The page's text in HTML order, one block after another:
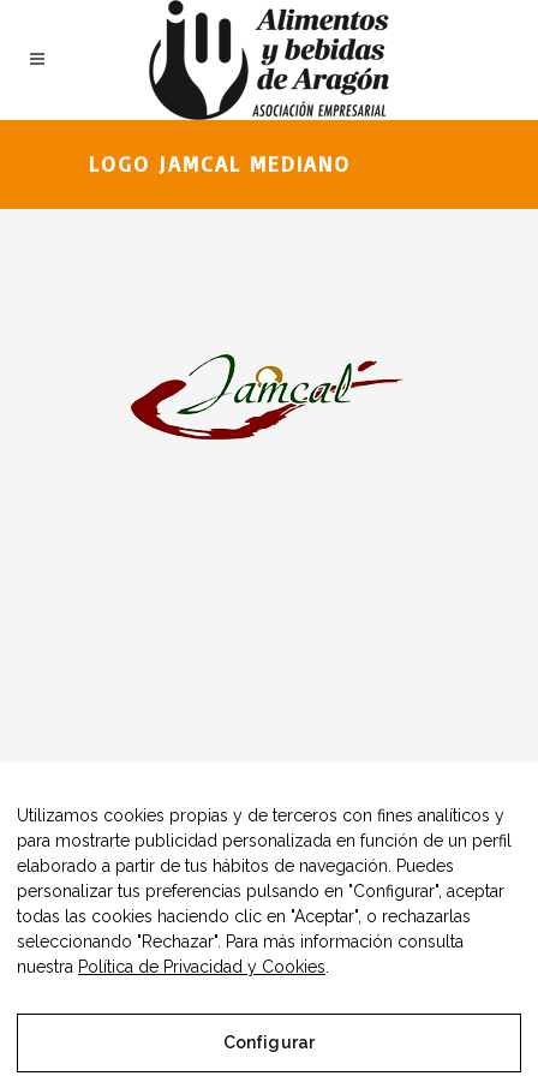
LOGO JAMCAL MEDIANO
© Copyright Alimentos Made in Aragón y AIAA
Utilizamos cookies propias y de terceros con fines analíticos y
para mostrarte publicidad personalizada en función de un perfil
elaborado a partir de tus hábitos de navegación. Puedes
personalizar tus preferencias pulsando en "Configurar", aceptar
todas las cookies haciendo clic en "Aceptar", o rechazarlas
seleccionando "Rechazar". Para más información consulta
nuestra Política de Privacidad y Cookies
Configurar